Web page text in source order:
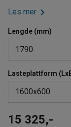
Les mer
Lengde (mm)
1790
1190
1390
1590
Lasteplattform
1600x600
1000x600
15 325,-